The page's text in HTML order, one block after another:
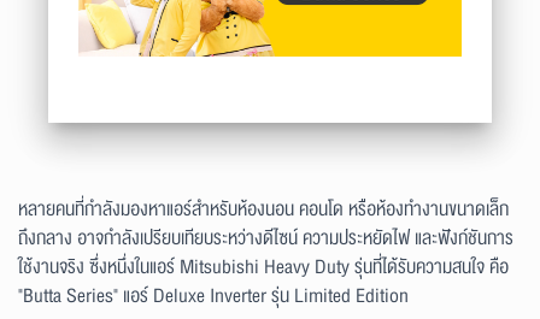
หลายคนที่กำลังมองหาแอร์สำหรับห้องนอน คอนโด หรือห้องทำงานขนาดเล็ก
ถึงกลาง อาจกำลังเปรียบเทียบระหว่างดีไซน์ ความประหยัดไฟ และฟังก์ชันการ
ใช้งานจริง ซึ่งหนึ่งในแอร์ Mitsubishi Heavy Duty รุ่นที่ได้รับความสนใจ คือ
"Butta Series" แอร์ Deluxe Inverter รุ่น Limited Edition